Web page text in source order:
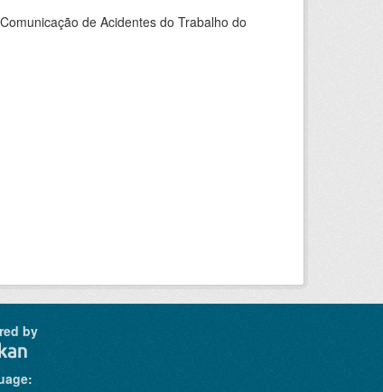
de Acidentes do Trabalho do
by